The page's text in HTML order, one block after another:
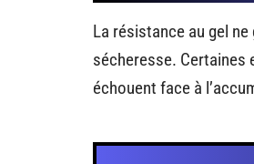
La résistance au gel
sécheresse. Certaines
échouent face à